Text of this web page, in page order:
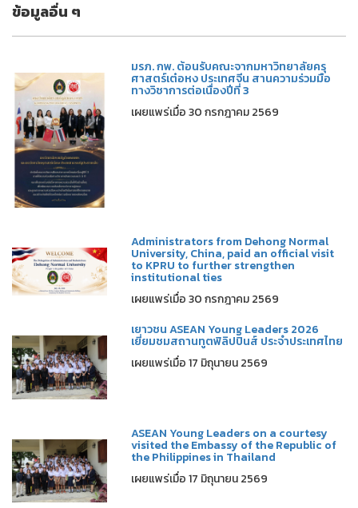
ข้อมูลอื่น ๆ
มรภ. กพ. ต้อนรับคณะจากมหาวิทยาลัยครุ
ศาสตร์เต๋อหง ประเทศจีน สานความร่วมมือ
ทางวิชาการต่อเนื่องปีที่ 3
เผยแพร่เมื่อ 30 กรกฎาคม 2569
Administrators from Dehong Normal
University, China, paid an official visit
to KPRU to further strengthen
institutional ties
เผยแพร่เมื่อ 30 กรกฎาคม 2569
เยาวชน ASEAN Young Leaders 2026
เยี่ยมชมสถานทูตฟิลิปปินส์ ประจำประเทศไทย
เผยแพร่เมื่อ 17 มิถุนายน 2569
ASEAN Young Leaders on a courtesy
visited the Embassy of the Republic of
the Philippines in Thailand
เผยแพร่เมื่อ 17 มิถุนายน 2569